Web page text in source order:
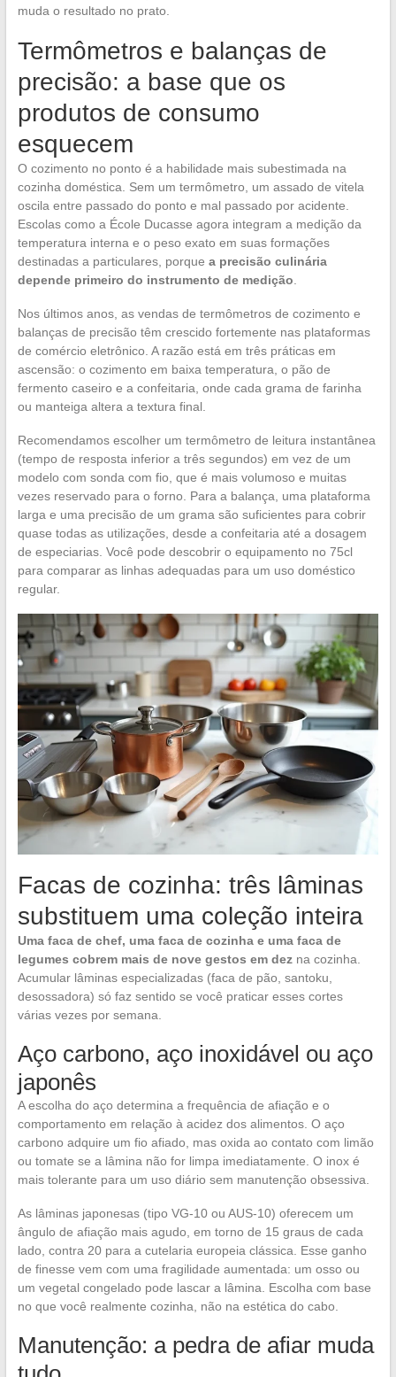
muda o resultado no prato.
Termômetros e balanças de
precisão: a base que os
produtos de consumo
esquecem
O cozimento no ponto é a habilidade mais subestimada na
cozinha doméstica. Sem um termômetro, um assado de vitela
oscila entre passado do ponto e mal passado por acidente.
Escolas como a École Ducasse agora integram a medição da
temperatura interna e o peso exato em suas formações
destinadas a particulares, porque a precisão culinária
depende primeiro do instrumento de medição
Nos últimos anos, as vendas de termômetros de cozimento e
balanças de precisão têm crescido fortemente nas plataformas
de comércio eletrônico. A razão está em três práticas em
ascensão: o cozimento em baixa temperatura, o pão de
fermento caseiro e a confeitaria, onde cada grama de farinha
ou manteiga altera a textura final.
Recomendamos escolher um termômetro de leitura instantânea
(tempo de resposta inferior a três segundos) em vez de um
modelo com sonda com fio, que é mais volumoso e muitas
vezes reservado para o forno. Para a balança, uma plataforma
larga e uma precisão de um grama são suficientes para cobrir
quase todas as utilizações, desde a confeitaria até a dosagem
de especiarias. Você pode descobrir o equipamento no 75cl
para comparar as linhas adequadas para um uso doméstico
regular.
Facas de cozinha: três lâminas
substituem uma coleção inteira
Uma faca de chef, uma faca de cozinha e uma faca de
legumes cobrem mais de nove gestos em dezna cozinha.
Acumular lâminas especializadas (faca de pão, santoku,
desossadora) só faz sentido se você praticar esses cortes
várias vezes por semana.
Aço carbono, aço inoxidável ou aço
japonês
A escolha do aço determina a frequência de afiação e o
comportamento em relação à acidez dos alimentos. O aço
carbono adquire um fio afiado, mas oxida ao contato com limão
ou tomate se a lâmina não for limpa imediatamente. O inox é
mais tolerante para um uso diário sem manutenção obsessiva.
As lâminas japonesas (tipo VG-10 ou AUS-10) oferecem um
ângulo de afiação mais agudo, em torno de 15 graus de cada
lado, contra 20 para a cutelaria europeia clássica. Esse ganho
de finesse vem com uma fragilidade aumentada: um osso ou
um vegetal congelado pode lascar a lâmina. Escolha com base
no que você realmente cozinha, não na estética do cabo.
Manutenção: a pedra de afiar muda